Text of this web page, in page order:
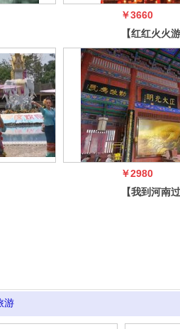
￥3660
【红红火火
西】平遥古
五台山、悬
￥2980
【我到河南
游